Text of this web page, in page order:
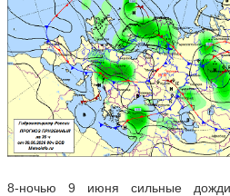
8-ночью 9 июня сильные